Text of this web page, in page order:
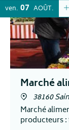
ven. 07 AOÛT
Marché
38160
Marché
producteurs